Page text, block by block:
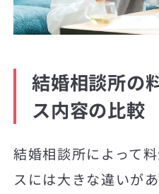
結婚相談所の
ス内容の比較
結婚相談所によって
スには大きな違いが